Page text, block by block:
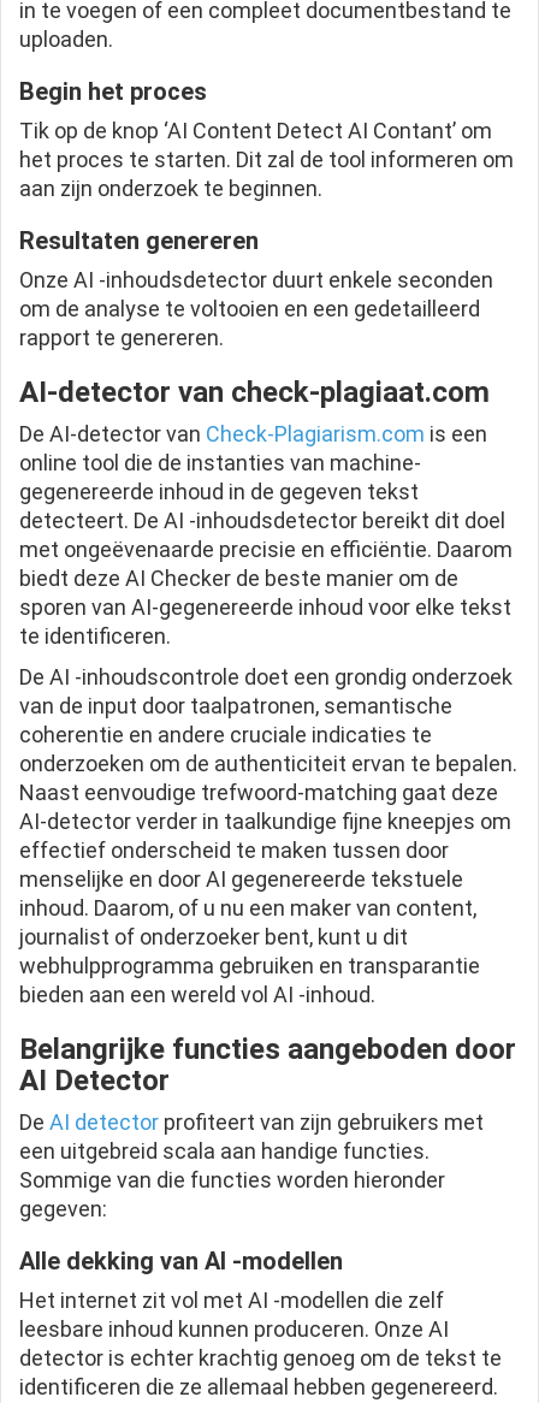
in te voegen of een compleet documentbestand te
uploaden.
Begin het proces
Tik op de knop ‘AI Content Detect AI Contant’ om
het proces te starten. Dit zal de tool informeren om
aan zijn onderzoek te beginnen.
Resultaten genereren
Onze AI -inhoudsdetector duurt enkele seconden
om de analyse te voltooien en een gedetailleerd
rapport te genereren.
AI-detector van check-plagiaat.com
De AI-detector van Check-Plagiarism.com is een
online tool die de instanties van machine-
gegenereerde inhoud in de gegeven tekst
detecteert. De AI -inhoudsdetector bereikt dit doel
met ongeëvenaarde precisie en efficiëntie. Daarom
biedt deze AI Checker de beste manier om de
sporen van AI-gegenereerde inhoud voor elke tekst
te identificeren.
De AI -inhoudscontrole doet een grondig onderzoek
van de input door taalpatronen, semantische
coherentie en andere cruciale indicaties te
onderzoeken om de authenticiteit ervan te bepalen.
Naast eenvoudige trefwoord-matching gaat deze
AI-detector verder in taalkundige fijne kneepjes om
effectief onderscheid te maken tussen door
menselijke en door AI gegenereerde tekstuele
inhoud. Daarom, of u nu een maker van content,
journalist of onderzoeker bent, kunt u dit
webhulpprogramma gebruiken en transparantie
bieden aan een wereld vol AI -inhoud.
Belangrijke functies aangeboden door
AI Detector
De AI detector profiteert van zijn gebruikers met
een uitgebreid scala aan handige functies.
Sommige van die functies worden hieronder
gegeven:
Alle dekking van AI -modellen
Het internet zit vol met AI -modellen die zelf
leesbare inhoud kunnen produceren. Onze AI
detector is echter krachtig genoeg om de tekst te
identificeren die ze allemaal hebben gegenereerd.